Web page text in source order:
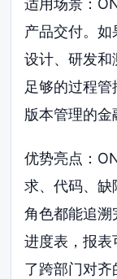
适用场景：
产品交付。如
设计、研发和
足够的过程
版本管理的金
优势亮点：
求、代码、
角色都能追溯
进度表，报
了跨部门对齐